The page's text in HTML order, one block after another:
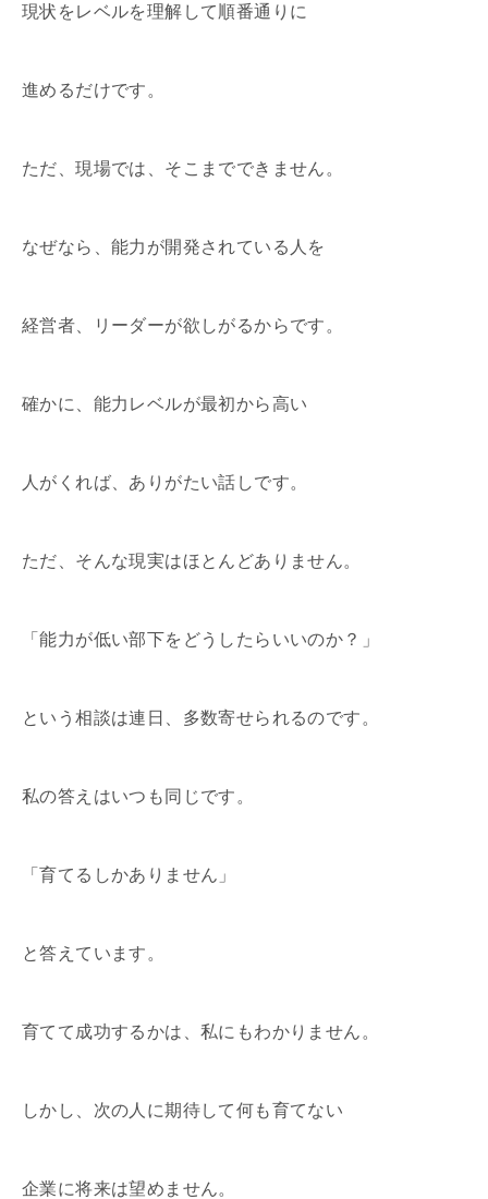
現状をレベルを理解して順番通りに
進めるだけです。
ただ、現場では、そこまでできません。
なぜなら、能力が開発されている人を
経営者、リーダーが欲しがるからです。
確かに、能力レベルが最初から高い
人がくれば、ありがたい話しです。
ただ、そんな現実はほとんどありません。
「能力が低い部下をどうしたらいいのか？」
という相談は連日、多数寄せられるのです。
私の答えはいつも同じです。
「育てるしかありません」
と答えています。
育てて成功するかは、私にもわかりません。
しかし、次の人に期待して何も育てない
企業に将来は望めません。